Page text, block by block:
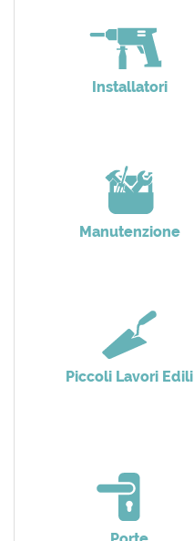
Installatori
Manutenzione
Piccoli Lavori Edili